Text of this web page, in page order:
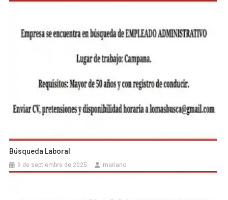
Búsqueda Laboral
9 de septiembre de 2025 mariano